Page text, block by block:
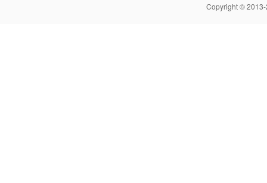
Copyright ©